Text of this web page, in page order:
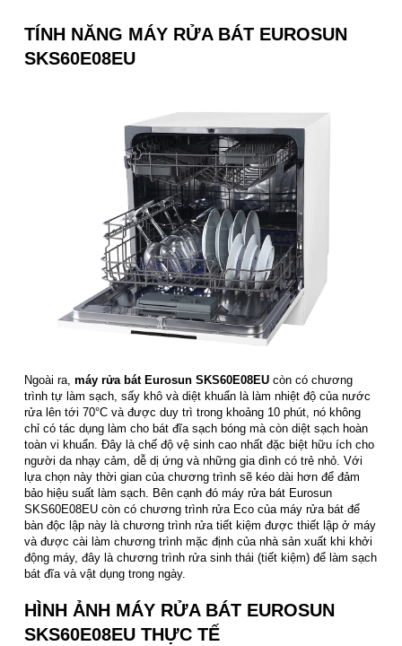
TÍNH NĂNG MÁY RỬA BÁT EUROSUN
SKS60E08EU
Ngoài ra, máy rửa bát Eurosun SKS60E08EU còn có chương
trình tự làm sạch, sấy khô và diệt khuẩn là làm nhiệt độ của nước
rửa lên tới 70°C và được duy trì trong khoảng 10 phút, nó không
chỉ có tác dụng làm cho bát đĩa sạch bóng mà còn diệt sạch hoàn
toàn vi khuẩn. Đây là chế độ vệ sinh cao nhất đặc biệt hữu ích cho
người da nhạy cảm, dễ dị ứng và những gia dình có trẻ nhỏ. Với
lựa chọn này thời gian của chương trình sẽ kéo dài hơn để đảm
bảo hiệu suất làm sạch. Bên cạnh đó máy rửa bát Eurosun
SKS60E08EU còn có chương trình rửa Eco của máy rửa bát để
bàn độc lập này là chương trình rửa tiết kiệm được thiết lập ở máy
và được cài làm chương trình mặc định của nhà sản xuất khi khởi
động máy, đây là chương trình rửa sinh thái (tiết kiệm) để làm sạch
bát đĩa và vật dụng trong ngày.
HÌNH ẢNH MÁY RỬA BÁT EUROSUN
SKS60E08EU THỰC TẾ